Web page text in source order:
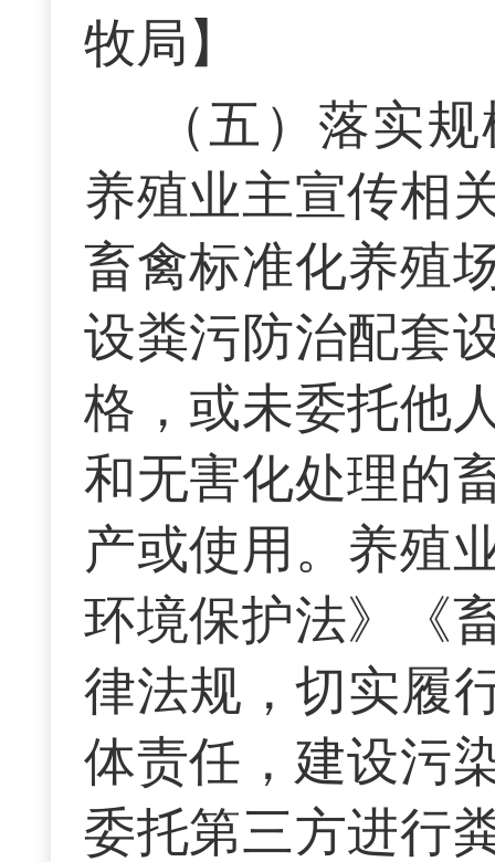
牧局】
（五）落实
养殖业主宣传相
畜禽标准化养殖
设粪污防治配套
格，或未委托他
和无害化处理的
产或使用。养殖
环境保护法》《
律法规，切实履
体责任，建设污
委托第三方进行